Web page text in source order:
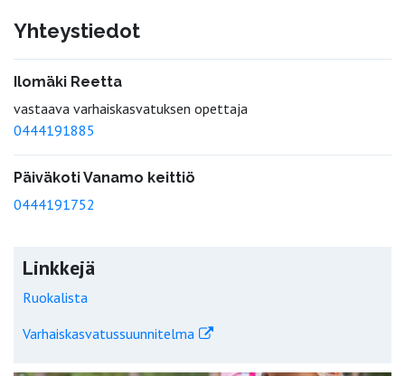
Yhteystiedot
Ilomäki Reetta
vastaava varhaiskasvatuksen opettaja
0444191885
Päiväkoti Vanamo keittiö
0444191752
Linkkejä
Ruokalista
Varhaiskasvatussuunnitelma